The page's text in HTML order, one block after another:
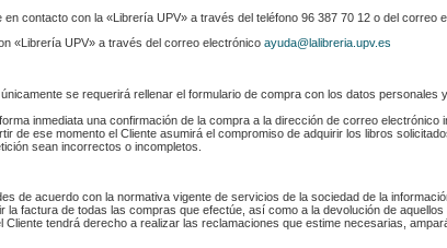
contacto con la «Librería UPV» a través del teléfono 96 387 70 12 o del correo
«Librería UPV» a través del correo electrónico ayuda@lalibreria.upv.es
se requerirá rellenar el formulario de compra con los datos personales
inmediata una confirmación de la compra a la dirección de correo electrónico
de ese momento el Cliente asumirá el compromiso de adquirir los libros
sean incorrectos o incompletos.
de acuerdo con la normativa vigente de servicios de la sociedad de la
factura de todas las compras que efectúe, así como a la devolución de
tendrá derecho a realizar las reclamaciones que estime necesarias,